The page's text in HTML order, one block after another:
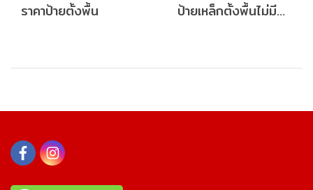
ราคาป้ายตั้งพื้น ป้ายเหล็กตั้งพื้นไม่มีฐาน